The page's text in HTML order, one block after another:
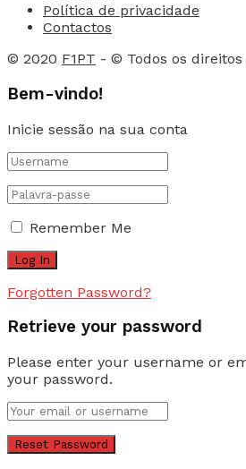
Política de privacidade
Contactos
© 2020 F1PT - © Todos os direitos
Bem-vindo!
Inicie sessão na sua conta
Remember Me
Forgotten Password?
Retrieve your password
Please enter your username or
your password.